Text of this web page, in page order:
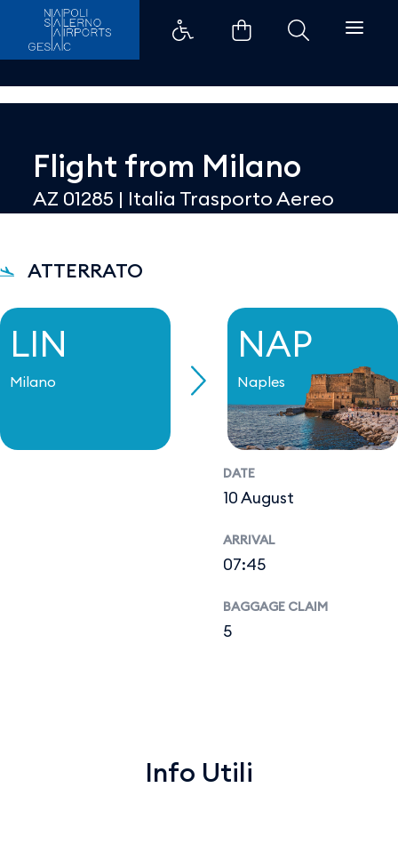
Dettaglio - Aeroporti di Napoli
Flight from Milano
AZ 01285 | Italia Trasporto Aereo
ATTERRATO
LIN
Milano
NAP
Naples
DATE
10 August
ARRIVAL
07:45
BAGGAGE CLAIM
5
Info Utili